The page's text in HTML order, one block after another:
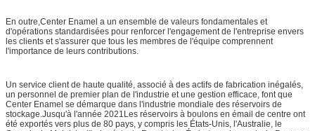
En outre,Center Enamel a un ensemble de valeurs fondamentales et
d'opérations standardisées pour renforcer l'engagement de l'entreprise envers
les clients et s'assurer que tous les membres de l'équipe comprennent
l'importance de leurs contributions.
Un service client de haute qualité, associé à des actifs de fabrication inégalés,
un personnel de premier plan de l'industrie et une gestion efficace, font que
Center Enamel se démarque dans l'industrie mondiale des réservoirs de
stockage.Jusqu'à l'année 2021Les réservoirs à boulons en émail de centre ont
été exportés vers plus de 80 pays, y compris les États-Unis, l'Australie, le